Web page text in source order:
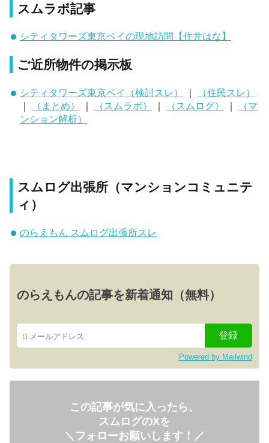
スムラボ記事
シティタワーズ東京ベイの現地訪問【住井はな】
ご近所物件の掲示板
シティタワーズ東京ベイ（検討スレ） ｜
（住民スレ）
｜
（まとめ） ｜ （スムラボ） ｜ （スムログ） ｜
（マ
ンション解析）
スムログ出張所（マンションコミュニテ
ィ）
のらえもん スムログ出張所スレ
のらえもんの記事を新着通知（無料）
Powered by Mailwind
この記事が気に入ったら、
スムログのXを
＼フォローお願いします！／